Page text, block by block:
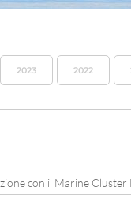
2023 2022
con il Marine Cluster